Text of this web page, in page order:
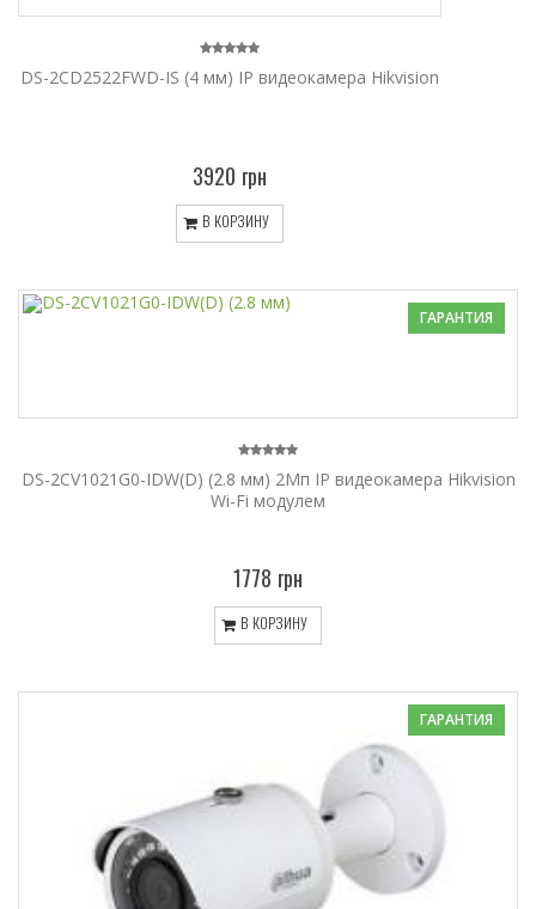
DS-2CD2522FWD-IS (4 мм) IP видеокамера Hikvision
3920 грн
В КОРЗИНУ
ГАРАНТИЯ
DS-2CV1021G0-IDW(D) (2.8 мм) 2Мп IP видеокамера Hikvision
Wi-Fi модулем
1778 грн
В КОРЗИНУ
ГАРАНТИЯ